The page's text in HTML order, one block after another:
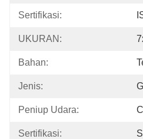
Sertifikasi:
UKURAN:
Bahan:
Jenis:
Peniup Udara:
Sertifikasi: